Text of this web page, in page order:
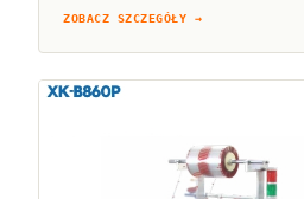
ZOBACZ SZCZEGÓŁY →